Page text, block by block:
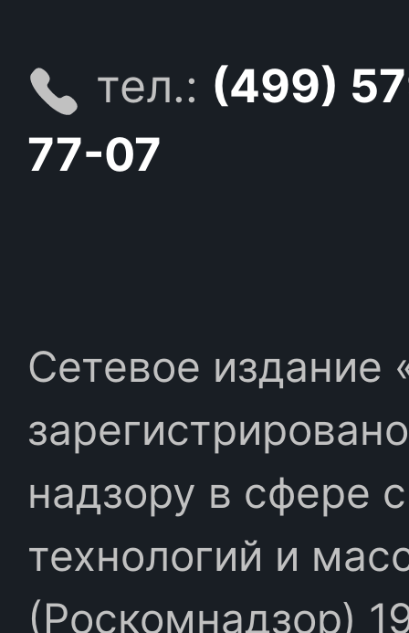
тел.: (499)
77-07
Сетевое издание
надзору в сфере
технологий и
(Роскомнадзор)